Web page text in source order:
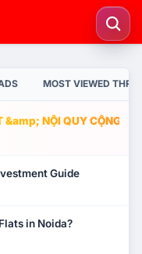
MOST VIEWED
&amp; NỘI QUY CỘNG
Guide
in Noida?